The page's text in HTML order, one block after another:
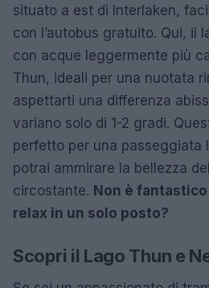
situato a est di Interlaken,
con l’autobus gratuito. Qui, il
con acque leggermente più
Thun, ideali per una nuotata
aspettarti una differenza
variano solo di 1-2 gradi.
perfetto per una passeggiata
potrai ammirare la bellezza
circostante. Non è
relax in un solo posto?
Scopri il Lago Thun e